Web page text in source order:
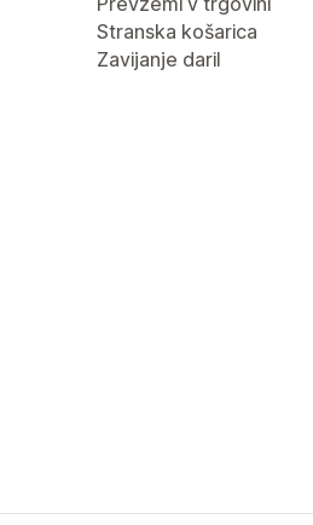
Stranska košarica
Zavijanje daril